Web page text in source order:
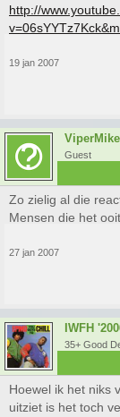
http://
19 jan 2007
ViperMike
Guest
Zo zielig al die
Mensen die het
27 jan 2007
IWFH
35+ Good
Hoewel ik het niks
uitziet is het toch